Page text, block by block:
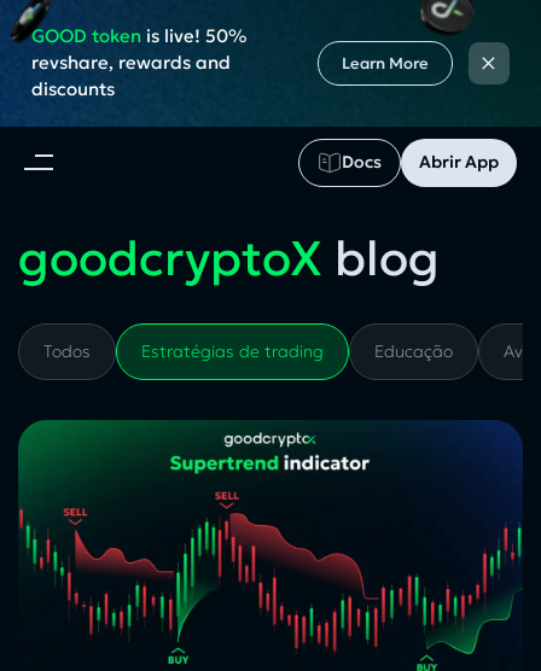
Docs Abrir App
GOOD tokenis live! 50%
revshare, rewards and
discounts
Learn More ×
goodcryptoX blog
Todos Estratégias de trading Educação